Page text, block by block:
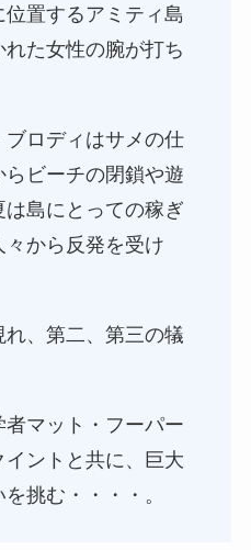
置するアミティ島
た女性の腕が打ち
ロディはサメの仕
ビーチの閉鎖や遊
島にとっての稼ぎ
から反発を受け
れ、第二、第三の犠
マット・フーパー
ントと共に、巨大
挑む・・・・。